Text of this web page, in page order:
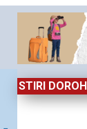
STIRI
2026: